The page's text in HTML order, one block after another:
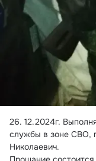
26. 12.2024г.
службы в зоне СВО,
Николаевич.